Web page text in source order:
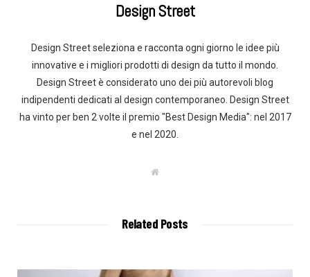
Design Street
Design Street seleziona e racconta ogni giorno le idee più
innovative e i migliori prodotti di design da tutto il mondo.
Design Street è considerato uno dei più autorevoli blog
indipendenti dedicati al design contemporaneo. Design Street
ha vinto per ben 2 volte il premio "Best Design Media": nel 2017
e nel 2020.
W
Related Posts